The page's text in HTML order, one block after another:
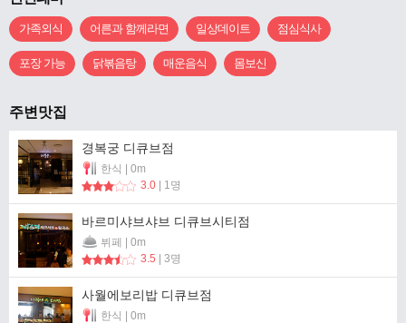
가족외식 어른과 함께라면 일상데이트 점심식사
포장 가능 닭볶음탕 매운음식 몸보신
주변맛집
경복궁 디큐브점
한식 | 0m
3.0 | 1명
바르미샤브샤브 디큐브시티점
뷔페 | 0m
3.5 | 3명
사월에보리밥 디큐브점
한식 | 0m